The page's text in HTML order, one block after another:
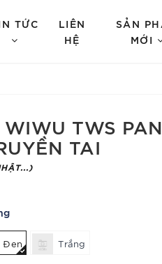
TỨC
LIÊN
HỆ
SẢN
MỚI
TWS
TAI
Đen Trắng